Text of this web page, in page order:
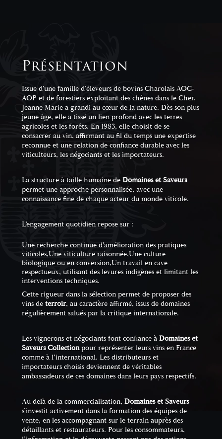
Présentation
Issue d’une famille d’éleveurs de bovins Charolais AOC-
AOP et de forestiers exploitant des chênes dans le Cher,
Jeanne-Marie a grandi au cœur de la nature. Dès son plus
jeune âge, elle a tissé un lien profond avec les terres
agricoles et les forêts. En 1983, elle choisit de se
consacrer au vin, affirmant au fil du temps une expertise
reconnue et une relation de confiance durable avec les
viticulteurs, les négociants et les importateurs.
La structure à taille humaine de Domaines et Saveurs
permet une approche personnalisée, avec une
connaissance fine de chaque acteur du monde viticole.
L’engagement quotidien repose sur :
Une recherche continue d'amélioration des pratiques
viticoles,Une viticulture raisonnée,Une culture
biologique ou en conversion,Un travail en cave
respectueux, utilisant des levures indigènes et limitant les
interventions techniques.
Cette rigueur dans la sélection permet de proposer des
vins de terroir, au caractère affirmé, issus de domaines
régulièrement salués par la critique internationale.
Les vignerons et négociants font confiance à Domaines et
Saveurs Collectionpour représenter leurs vins en France
comme à l’international. Les distributeurs et
importateurs choisis deviennent de véritables
ambassadeurs de ces domaines dans leurs pays respectifs.
Au-delà de la commercialisation, Domaines et Saveurs
s’investit activement dans la formation des équipes de
vente, en les accompagnant sur le terrain auprès des
détaillants et restaurateurs. Pour les consommateurs,